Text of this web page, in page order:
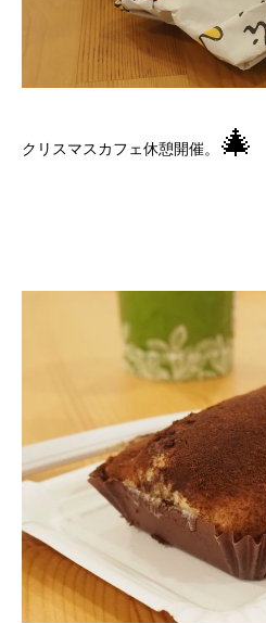
クリスマスカフェ休憩開催。 🎄